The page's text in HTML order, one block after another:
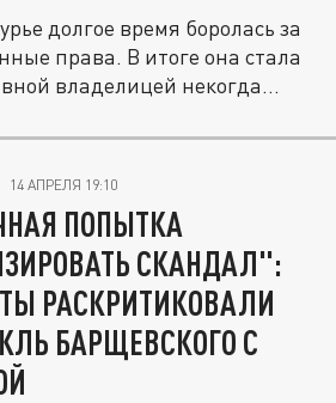
долгое время боролась за
права. В итоге она стала
владелицей некогда...
14 АПРЕЛЯ 19:10
ПОПЫТКА
СКАНДАЛ":
РАСКРИТИКОВАЛИ
БАРЩЕВСКОГО С